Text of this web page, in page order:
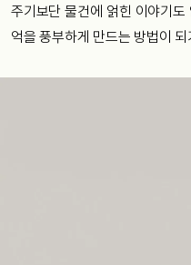
주기보단 물건에 얽힌 이야기도
억을 풍부하게 만드는 방법이 되